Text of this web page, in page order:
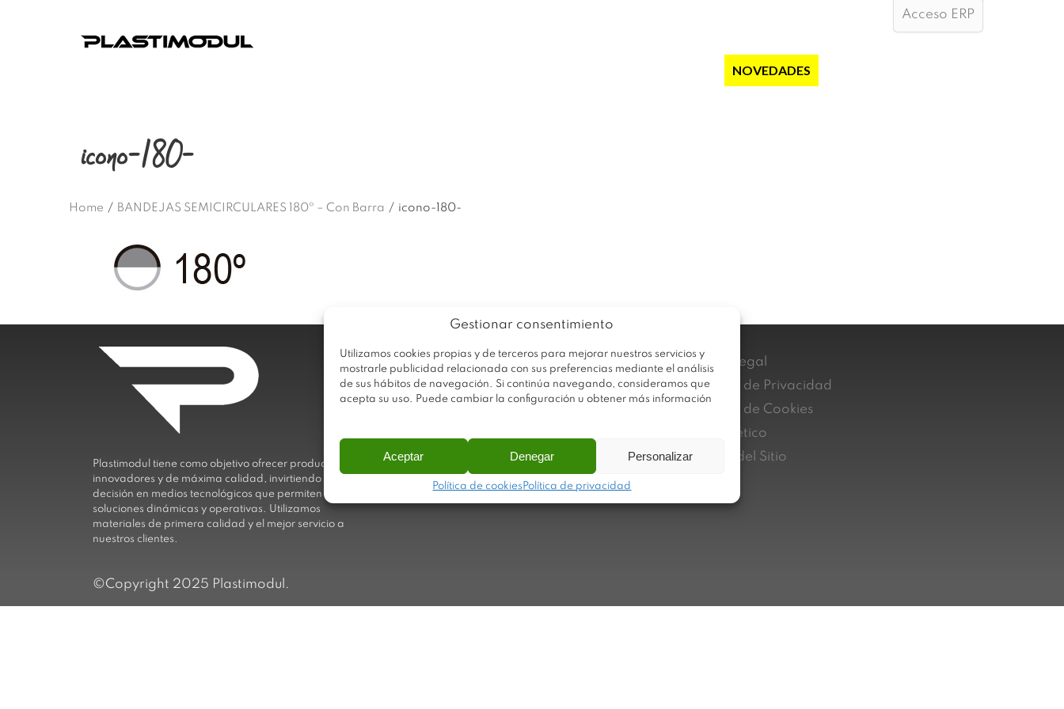
Gestionar consentimiento
Utilizamos cookies propias y de terceros para mejorar nuestros servicios y
mostrarle publicidad relacionada con sus preferencias mediante el análisis
de sus hábitos de navegación. Si continúa navegando, consideramos que
acepta su uso. Puede cambiar la configuración u obtener más información
Aceptar Denegar Personalizar
Política de cookies Política de privacidad
Acceso ERP
NOVEDADES
icono-180-
Home / BANDEJAS SEMICIRCULARES 180º – Con Barra / icono-180-
Plastimodul tiene como objetivo ofrecer productos
innovadores y de máxima calidad, invirtiendo con
decisión en medios tecnológicos que permiten aportar
soluciones dinámicas y operativas. Utilizamos
materiales de primera calidad y el mejor servicio a
nuestros clientes.
Trabaja con nosotros
Sobre Plastimodul
Aviso Legal
Política de Privacidad
Política de Cookies
Canal ético
Mapa del Sitio
©Copyright 2025 Plastimodul.